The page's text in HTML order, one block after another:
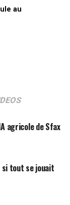
au
agricole de Sfax
tout se jouait